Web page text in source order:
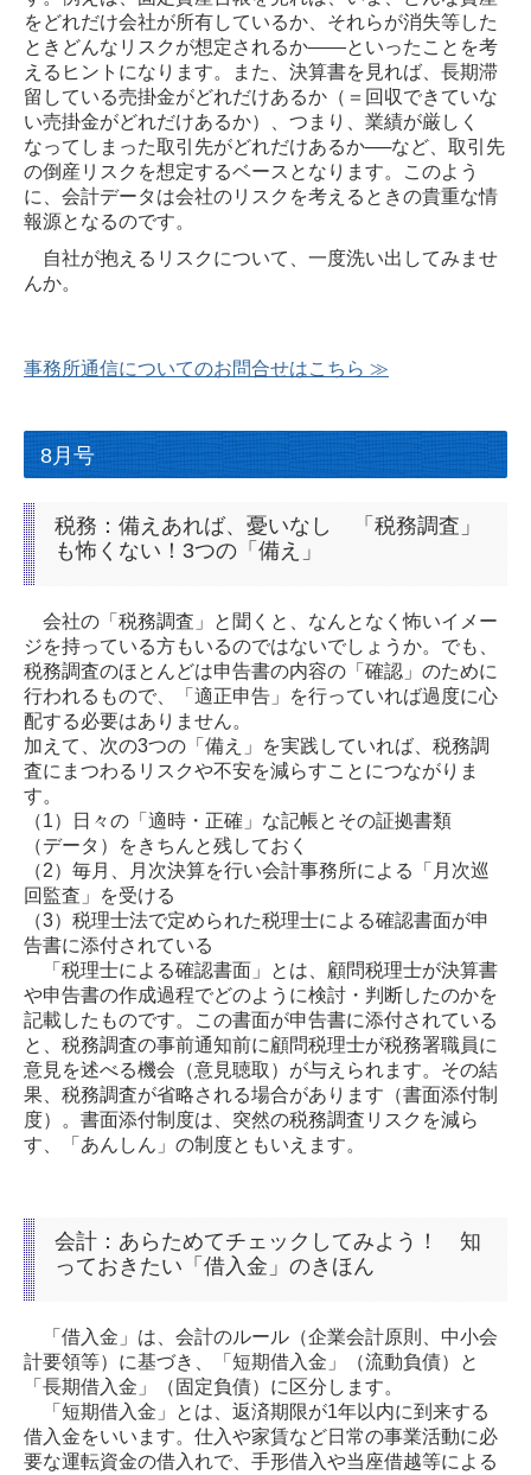
をどれだけ会社が所有しているか、それらが消失等した
ときどんなリスクが想定されるか――といったことを考
えるヒントになります。また、決算書を見れば、長期滞
留している売掛金がどれだけあるか（＝回収できていな
い売掛金がどれだけあるか）、つまり、業績が厳しく
なってしまった取引先がどれだけあるか──など、取引先
の倒産リスクを想定するベースとなります。このよう
に、会計データは会社のリスクを考えるときの貴重な情
報源となるのです。
自社が抱えるリスクについて、一度洗い出してみませ
んか。
事務所通信についてのお問合せはこちら ≫
8月号
税務：備えあれば、憂いなし 「税務調査」
も怖くない！3つの「備え」
会社の「税務調査」と聞くと、なんとなく怖いイメー
ジを持っている方もいるのではないでしょうか。でも、
税務調査のほとんどは申告書の内容の「確認」のために
行われるもので、「適正申告」を行っていれば過度に心
配する必要はありません。
加えて、次の3つの「備え」を実践していれば、税務調
査にまつわるリスクや不安を減らすことにつながりま
す。
（1）日々の「適時・正確」な記帳とその証拠書類
（データ）をきちんと残しておく
（2）毎月、月次決算を行い会計事務所による「月次巡
回監査」を受ける
（3）税理士法で定められた税理士による確認書面が申
告書に添付されている
「税理士による確認書面」とは、顧問税理士が決算書
や申告書の作成過程でどのように検討・判断したのかを
記載したものです。この書面が申告書に添付されている
と、税務調査の事前通知前に顧問税理士が税務署職員に
意見を述べる機会（意見聴取）が与えられます。その結
果、税務調査が省略される場合があります（書面添付制
度）。書面添付制度は、突然の税務調査リスクを減ら
す、「あんしん」の制度ともいえます。
会計：あらためてチェックしてみよう！ 知
っておきたい「借入金」のきほん
「借入金」は、会計のルール（企業会計原則、中小会
計要領等）に基づき、「短期借入金」（流動負債）と
「長期借入金」（固定負債）に区分します。
「短期借入金」とは、返済期限が1年以内に到来する
借入金をいいます。仕入や家賃など日常の事業活動に必
要な運転資金の借入れで、手形借入や当座借越等による